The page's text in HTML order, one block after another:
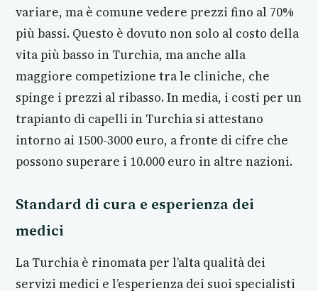
variare, ma è comune vedere prezzi fino al 70%
più bassi. Questo è dovuto non solo al costo della
vita più basso in Turchia, ma anche alla
maggiore competizione tra le cliniche, che
spinge i prezzi al ribasso. In media, i costi per un
trapianto di capelli in Turchia si attestano
intorno ai 1500-3000 euro, a fronte di cifre che
possono superare i 10.000 euro in altre nazioni.
Standard di cura e esperienza dei
medici
La Turchia è rinomata per l’alta qualità dei
servizi medici e l’esperienza dei suoi specialisti